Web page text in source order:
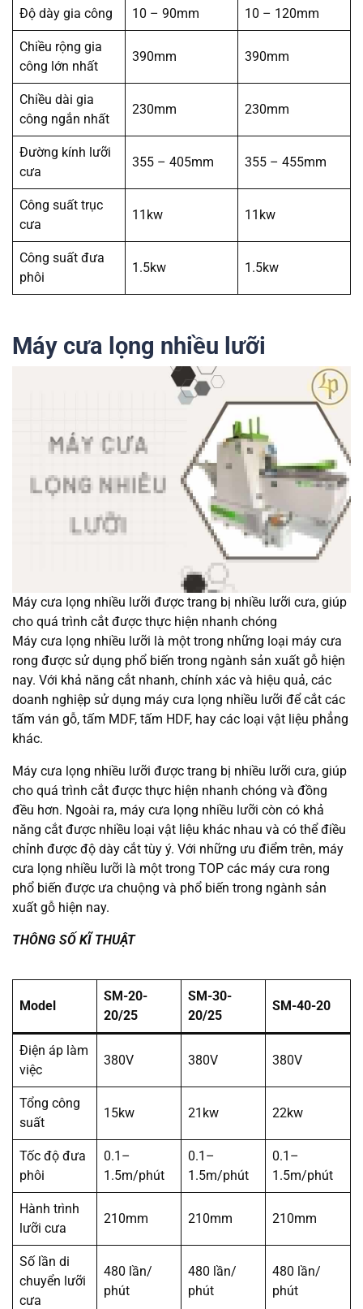
Độ dày gia công 10 – 90mm 10 – 120mm
Chiều rộng gia
công lớn nhất
390mm 390mm
Chiều dài gia
công ngắn nhất
230mm 230mm
Đường kính lưỡi
cưa
355 – 405mm 355 – 455mm
Công suất trục
cưa
11kw 11kw
Công suất đưa
phôi
1.5kw 1.5kw
Máy cưa lọng nhiều lưỡi
Máy cưa lọng nhiều lưỡi được trang bị nhiều lưỡi cưa, giúp
cho quá trình cắt được thực hiện nhanh chóng
Máy cưa lọng nhiều lưỡi là một trong những loại máy cưa
rong được sử dụng phổ biến trong ngành sản xuất gỗ hiện
nay. Với khả năng cắt nhanh, chính xác và hiệu quả, các
doanh nghiệp sử dụng máy cưa lọng nhiều lưỡi để cắt các
tấm ván gỗ, tấm MDF, tấm HDF, hay các loại vật liệu phẳng
khác.
Máy cưa lọng nhiều lưỡi được trang bị nhiều lưỡi cưa, giúp
cho quá trình cắt được thực hiện nhanh chóng và đồng
đều hơn. Ngoài ra, máy cưa lọng nhiều lưỡi còn có khả
năng cắt được nhiều loại vật liệu khác nhau và có thể điều
chỉnh được độ dày cắt tùy ý. Với những ưu điểm trên, máy
cưa lọng nhiều lưỡi là một trong TOP các máy cưa rong
phổ biến được ưa chuộng và phổ biến trong ngành sản
xuất gỗ hiện nay.
THÔNG SỐ KĨ THUẬT
Model
SM-20-
20/25
SM-30-
20/25
SM-40-20
Điện áp làm
việc
380V 380V 380V
Tổng công
suất
15kw 21kw 22kw
Tốc độ đưa
phôi
0.1–
1.5m/phút
0.1–
1.5m/phút
0.1–
1.5m/phút
Hành trình
lưỡi cưa
210mm 210mm 210mm
Số lần di
chuyển lưỡi
cưa
480 lần/
phút
480 lần/
phút
480 lần/
phút